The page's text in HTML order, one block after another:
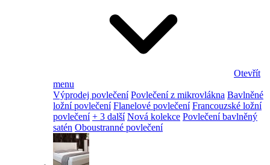
Otevřít
menu
Výprodej povlečení Povlečení z mikrovlákna Bavlněné
ložní povlečení Flanelové povlečení Francouzské ložní
povlečení + 3 další Nová kolekce Povlečení bavlněný
satén Oboustranné povlečení